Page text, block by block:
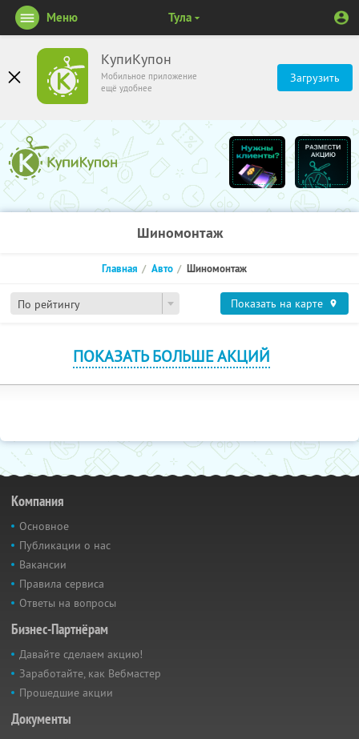
КупиКупон
Мобильное приложение
ещё удобнее
Загрузить
Меню Тула
Шиномонтаж
По рейтингу
Главная Авто Шиномонтаж
Показать на карте
ПОКАЗАТЬ БОЛЬШЕ АКЦИЙ
Компания
Основное
Публикации о нас
Вакансии
Правила сервиса
Ответы на вопросы
Бизнес-Партнёрам
Давайте сделаем акцию!
Заработайте, как Вебмастер
Прошедшие акции
Документы